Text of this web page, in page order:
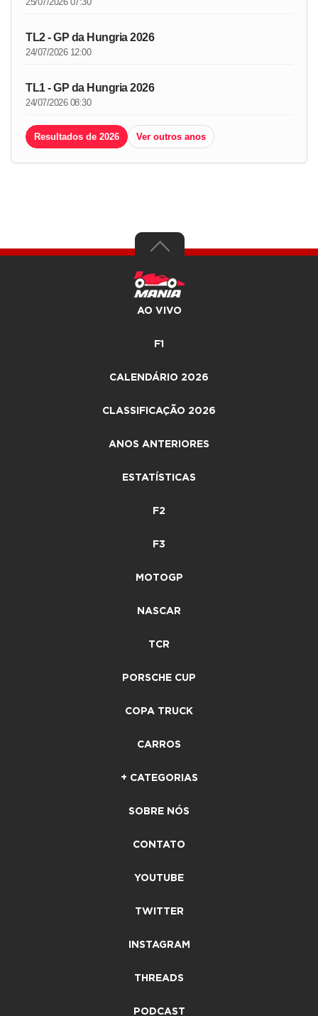
TL2 - GP da Hungria 2026
24/07/2026 12:00
TL1 - GP da Hungria 2026
24/07/2026 08:30
Resultados de 2026 Ver outros anos
AO VIVO
F1
CALENDÁRIO 2026
CLASSIFICAÇÃO 2026
ANOS ANTERIORES
ESTATÍSTICAS
F2
F3
MOTOGP
NASCAR
TCR
PORSCHE CUP
COPA TRUCK
CARROS
+ CATEGORIAS
SOBRE NÓS
CONTATO
YOUTUBE
TWITTER
INSTAGRAM
THREADS
PODCAST